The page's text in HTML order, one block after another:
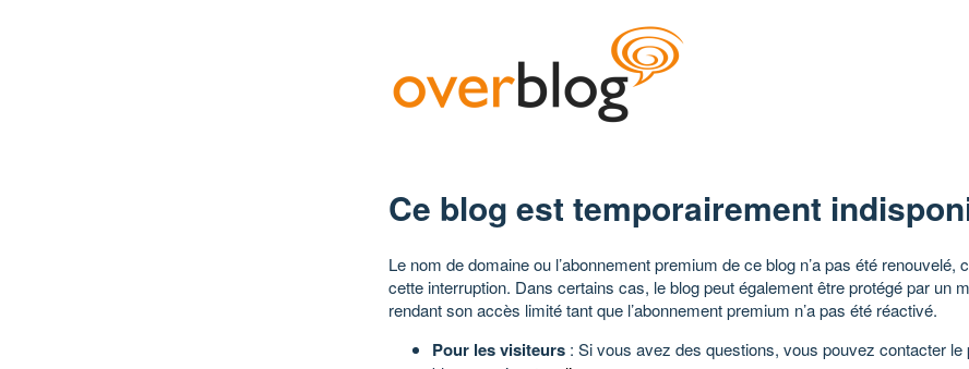
Ce blog est temporairement
Le nom de domaine ou l’abonnement premium de ce blog n’a pas été renouvelé,
cette interruption. Dans certains cas, le blog peut également être protégé par un
rendant son accès limité tant que l’abonnement premium n’a pas été réactivé.
Pour les visiteurs : Si vous avez des questions, vous pouvez contacter le